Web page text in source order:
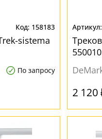
158183
sistema
По запросу
2 120